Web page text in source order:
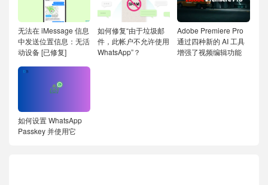
无法在 iMessage 信息
中发送位置信息：无活
动设备 [已修复]
如何修复“由于垃圾邮
件，此帐户不允许使用
WhatsApp”？
Adobe Premiere Pro
通过四种新的 AI 工具
增强了视频编辑功能
如何设置 WhatsApp
Passkey 并使用它